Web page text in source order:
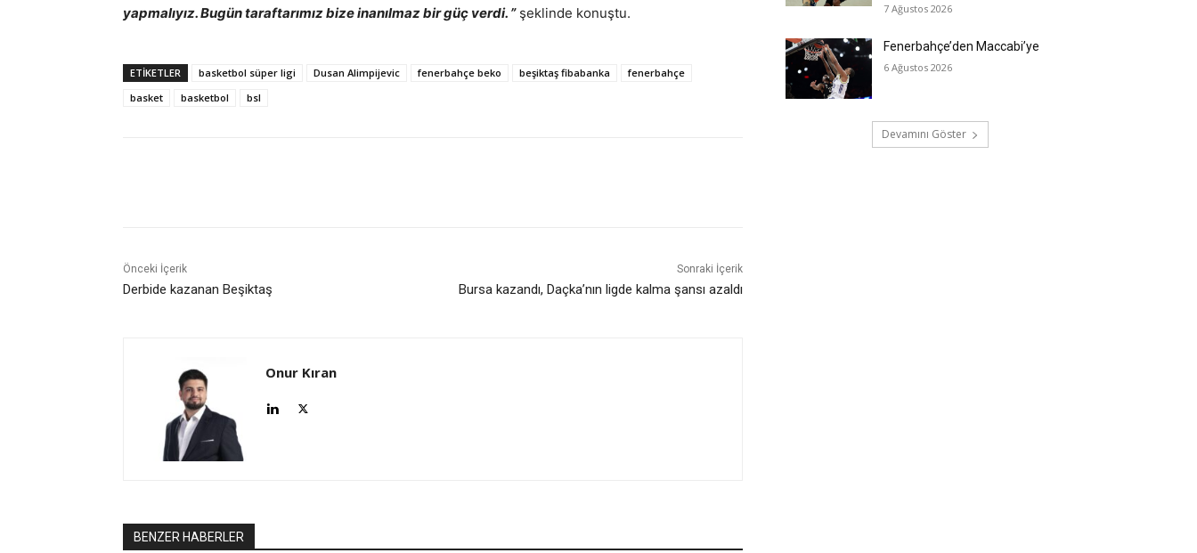
yapmalıyız. Bugün taraftarımız bize inanılmaz bir güç verdi. ”şeklinde konuştu.
ETIKETLER basketbol süper ligi Dusan Alimpijevic fenerbahçe beko beşiktaş fibabanka
fenerbahçe
basket
basketbol bsl
Önceki İçerik
Derbide kazanan Beşiktaş
Sonraki İçerik
Bursa kazandı, Daçka’nın ligde kalma şansı azaldı
Onur Kıran
BENZER HABERLER
7 Ağustos 2026
Fenerbahçe’den Maccabi’ye
6 Ağustos 2026
Devamını Göster